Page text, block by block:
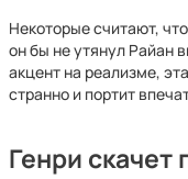
Некоторые считают,
он бы не утянул Райан
акцент на реализме,
странно и портит
Генри